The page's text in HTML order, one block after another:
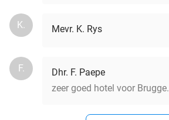
K. Mevr. K. Rys
F.
Dhr. F. Paepe
zeer goed hotel voor Brugge.